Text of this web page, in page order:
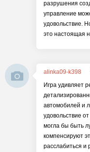
разрушения
управление
удовольствие.
это настоящая
alinka09-k398
Игра удивляет
автомобилей и
удовольствие
могла бы быть
компенсируют
расслабиться и